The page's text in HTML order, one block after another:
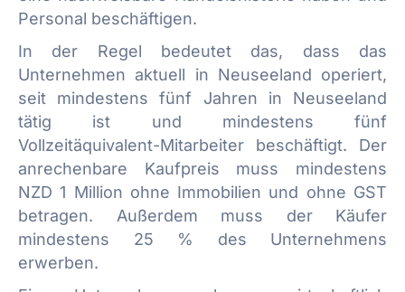
Personal beschäftigen.
In der Regel bedeutet das, dass das
Unternehmen aktuell in Neuseeland operiert,
seit mindestens fünf Jahren in Neuseeland
tätig ist und mindestens fünf
Vollzeitäquivalent-Mitarbeiter beschäftigt. Der
anrechenbare Kaufpreis muss mindestens
NZD 1 Million ohne Immobilien und ohne GST
betragen. Außerdem muss der Käufer
mindestens 25 % des Unternehmens
erwerben.